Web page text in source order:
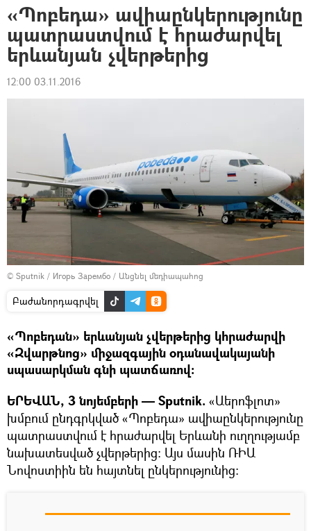
«Պոբեդա» ավիաընկերությունը
պատրաստվում է հրաժարվել
երևանյան չվերթերից
12:00 03.11.2016
© Sputnik / Игорь Зарембо / Անցնել մեդիապահոց
Բաժանորդագրվել
«Պոբեդան» երևանյան չվերթերից կհրաժարվի
«Զվարթնոց» միջազգային օդանավակայանի
սպասարկման գնի պատճառով։
ԵՐԵՎԱՆ, 3 նոյեմբերի — Sputnik. «Աերոֆլոտ»
խմբում ընդգրկված «Պոբեդա» ավիաընկերությունը
պատրաստվում է հրաժարվել Երևանի ուղղությամբ
նախատեսված չվերթերից։ Այս մասին ՌԻԱ
Նովոստիին են հայտնել ընկերությունից։